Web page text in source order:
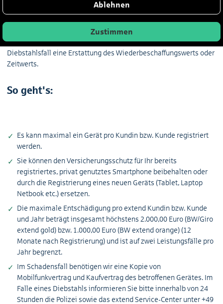
verschwunden. Mit uns sind Sie vorbereitet: Für registrierte, privat
genutzte Geräte erhalten Sie bis zu einem festgelegten Betrag im
Diebstahlsfall eine Erstattung des Wiederbeschaffungswerts oder
Zeitwerts.
So geht's:
Es kann maximal ein Gerät pro Kundin bzw. Kunde registriert
werden.
Sie können den Versicherungsschutz für Ihr bereits
registriertes, privat genutztes Smartphone beibehalten oder
durch die Registrierung eines neuen Geräts (Tablet, Laptop
Netbook etc.) ersetzen.
Die maximale Entschädigung pro extend Kundin bzw. Kunde
und Jahr beträgt insgesamt höchstens 2.000,00 Euro (BW/Giro
extend gold) bzw. 1.000,00 Euro (BW extend orange) (12
Monate nach Registrierung) und ist auf zwei Leistungsfälle pro
Jahr begrenzt.
Im Schadensfall benötigen wir eine Kopie von
Mobilfunkvertrag und Kaufvertrag des betroffenen Gerätes. Im
Falle eines Diebstahls informieren Sie bitte innerhalb von 24
Stunden die Polizei sowie das extend Service-Center unter +49
Ablehnen
Zustimmen